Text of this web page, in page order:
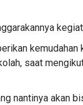
saat
nantinya akan